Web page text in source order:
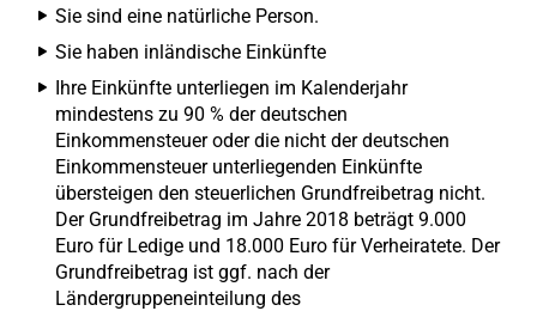
Sie sind eine natürliche Person.
Sie haben inländische Einkünfte
Ihre Einkünfte unterliegen im Kalenderjahr
mindestens zu 90 % der deutschen
Einkommensteuer oder die nicht der deutschen
Einkommensteuer unterliegenden Einkünfte
übersteigen den steuerlichen Grundfreibetrag nicht.
Der Grundfreibetrag im Jahre 2018 beträgt 9.000
Euro für Ledige und 18.000 Euro für Verheiratete. Der
Grundfreibetrag ist ggf. nach der
Ländergruppeneinteilung des